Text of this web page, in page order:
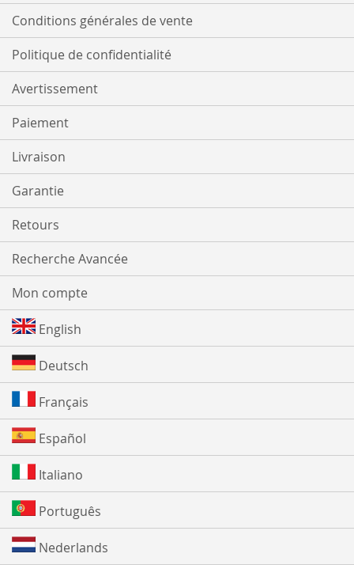
Conditions générales de vente
Politique de confidentialité
Avertissement
Paiement
Livraison
Garantie
Retours
Recherche Avancée
Mon compte
English
Deutsch
Français
Español
Italiano
Português
Nederlands